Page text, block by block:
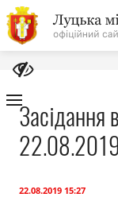
На
головну
Засідання
22.08.2019
22.08.2019 15:27